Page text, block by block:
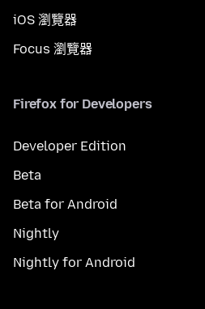
iOS 瀏覽器
Focus 瀏覽器
Firefox for Developers
Developer Edition
Beta
Beta for Android
Nightly
Nightly for Android